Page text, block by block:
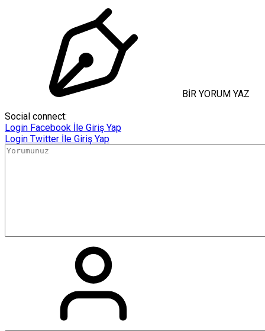
BİR YORUM YAZ
Social connect:
Login Facebook İle Giriş Yap
Login Twitter İle Giriş Yap